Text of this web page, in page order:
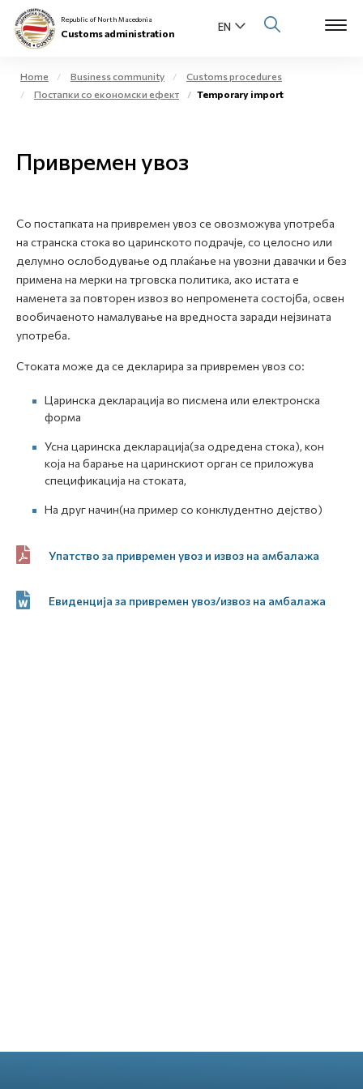
Individuals
Open
E-Customs
Open
Media center
Contact
Newsletter
Republic of North Macedonia
Customs administration
Home Business community
Customs procedures
Постапки со економски ефект
Temporary import
Привремен увоз
Со постапката на привремен увоз се овозможува употреба
на странска стока во царинското подрачје, со целосно или
делумно ослободување од плаќање на увозни давачки и без
примена на мерки на трговска политика, ако истата е
наменета за повторен извоз во непроменета состојба, освен
вообичаеното намалување на вредноста заради нејзината
употреба.
Стоката може да се декларира за привремен увоз со:
Царинска декларација во писмена или електронска
форма
Усна царинска декларација(за одредена стока), кон
која на барање на царинскиот орган се приложува
спецификација на стоката,
На друг начин(на пример со конклудентно дејство)
Упатство за привремен увоз и извоз на амбалажа
Евиденција за привремен увоз/извоз на амбалажа